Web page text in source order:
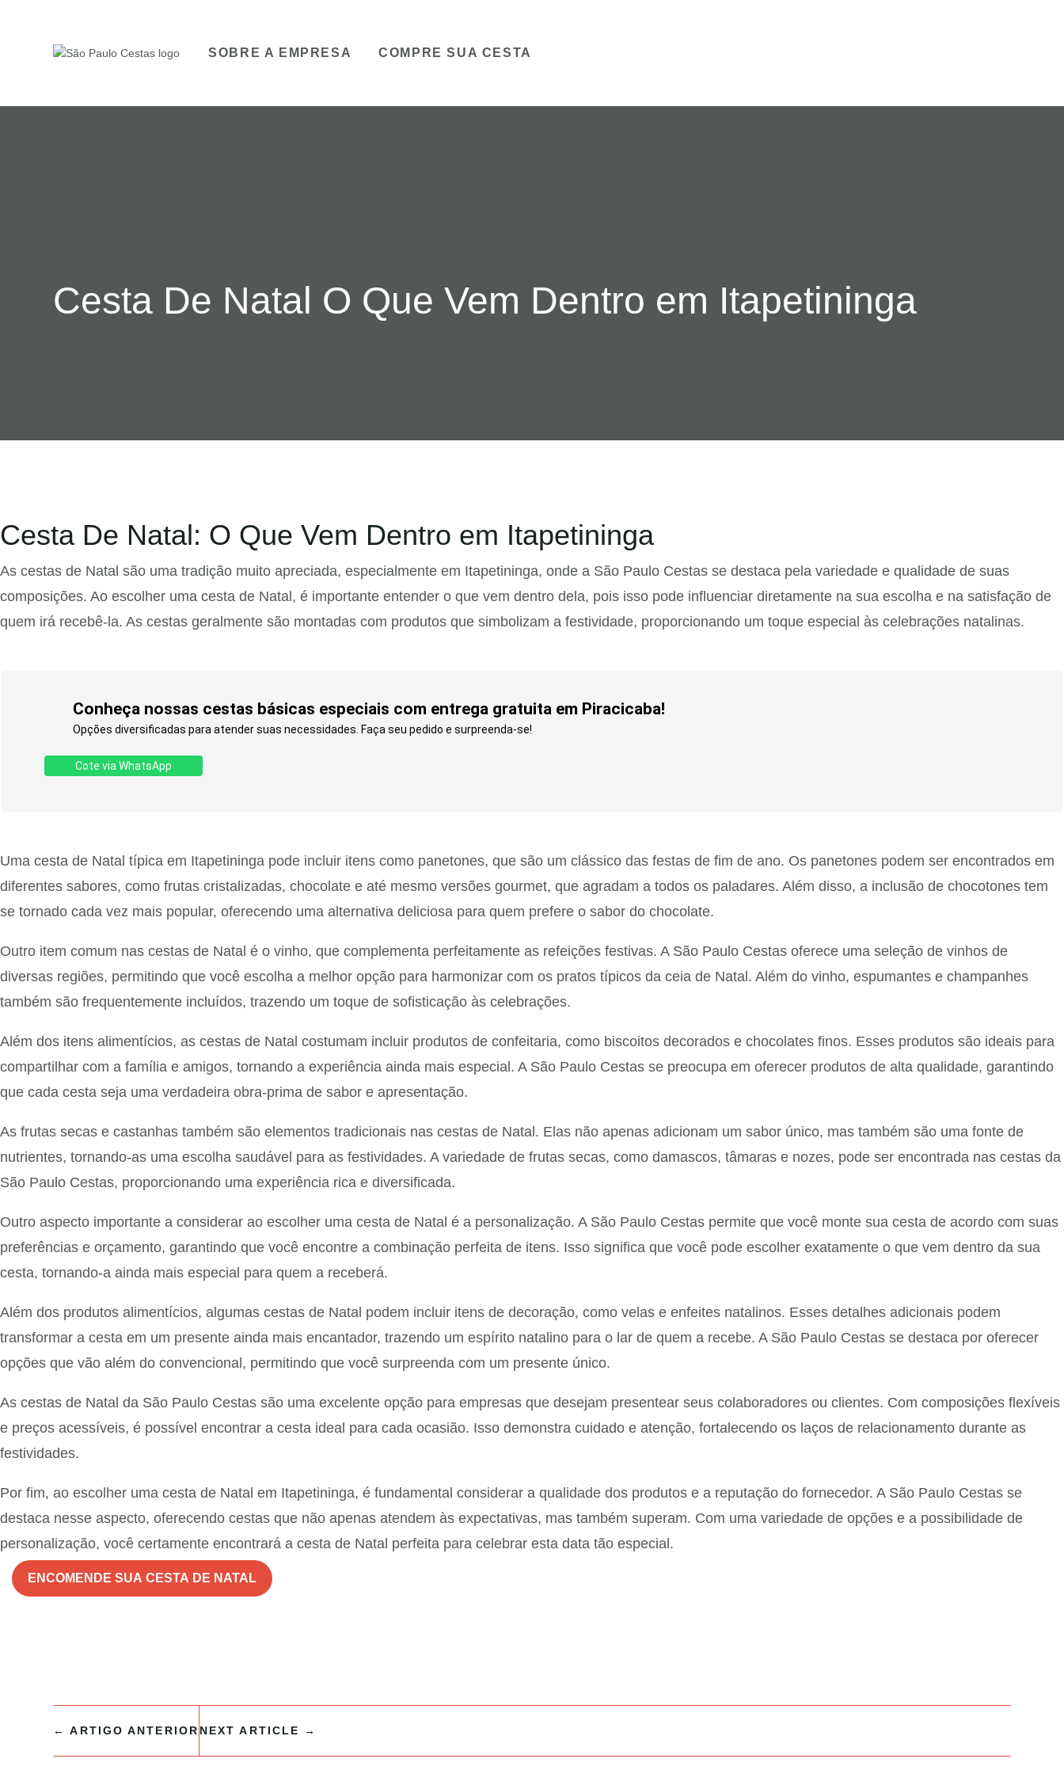
SOBRE A EMPRESA COMPRE SUA CESTA
Cesta De Natal O Que Vem Dentro em Itapetininga
Cesta De Natal: O Que Vem Dentro em Itapetininga
As cestas de Natal são uma tradição muito apreciada, especialmente em Itapetininga, onde a São Paulo Cestas se destaca pela variedade e qualidade de suas
composições. Ao escolher uma cesta de Natal, é importante entender o que vem dentro dela, pois isso pode influenciar diretamente na sua escolha e na satisfação de
quem irá recebê-la. As cestas geralmente são montadas com produtos que simbolizam a festividade, proporcionando um toque especial às celebrações natalinas.
Conheça nossas cestas básicas especiais com entrega gratuita em Piracicaba!
Opções diversificadas para atender suas necessidades. Faça seu pedido e surpreenda-se!
Cote via WhatsApp
Uma cesta de Natal típica em Itapetininga pode incluir itens como panetones, que são um clássico das festas de fim de ano. Os panetones podem ser encontrados em
diferentes sabores, como frutas cristalizadas, chocolate e até mesmo versões gourmet, que agradam a todos os paladares. Além disso, a inclusão de chocotones tem
se tornado cada vez mais popular, oferecendo uma alternativa deliciosa para quem prefere o sabor do chocolate.
Outro item comum nas cestas de Natal é o vinho, que complementa perfeitamente as refeições festivas. A São Paulo Cestas oferece uma seleção de vinhos de
diversas regiões, permitindo que você escolha a melhor opção para harmonizar com os pratos típicos da ceia de Natal. Além do vinho, espumantes e champanhes
também são frequentemente incluídos, trazendo um toque de sofisticação às celebrações.
Além dos itens alimentícios, as cestas de Natal costumam incluir produtos de confeitaria, como biscoitos decorados e chocolates finos. Esses produtos são ideais para
compartilhar com a família e amigos, tornando a experiência ainda mais especial. A São Paulo Cestas se preocupa em oferecer produtos de alta qualidade, garantindo
que cada cesta seja uma verdadeira obra-prima de sabor e apresentação.
As frutas secas e castanhas também são elementos tradicionais nas cestas de Natal. Elas não apenas adicionam um sabor único, mas também são uma fonte de
nutrientes, tornando-as uma escolha saudável para as festividades. A variedade de frutas secas, como damascos, tâmaras e nozes, pode ser encontrada nas cestas da
São Paulo Cestas, proporcionando uma experiência rica e diversificada.
Outro aspecto importante a considerar ao escolher uma cesta de Natal é a personalização. A São Paulo Cestas permite que você monte sua cesta de acordo com suas
preferências e orçamento, garantindo que você encontre a combinação perfeita de itens. Isso significa que você pode escolher exatamente o que vem dentro da sua
cesta, tornando-a ainda mais especial para quem a receberá.
Além dos produtos alimentícios, algumas cestas de Natal podem incluir itens de decoração, como velas e enfeites natalinos. Esses detalhes adicionais podem
transformar a cesta em um presente ainda mais encantador, trazendo um espírito natalino para o lar de quem a recebe. A São Paulo Cestas se destaca por oferecer
opções que vão além do convencional, permitindo que você surpreenda com um presente único.
As cestas de Natal da São Paulo Cestas são uma excelente opção para empresas que desejam presentear seus colaboradores ou clientes. Com composições flexíveis
e preços acessíveis, é possível encontrar a cesta ideal para cada ocasião. Isso demonstra cuidado e atenção, fortalecendo os laços de relacionamento durante as
festividades.
Por fim, ao escolher uma cesta de Natal em Itapetininga, é fundamental considerar a qualidade dos produtos e a reputação do fornecedor. A São Paulo Cestas se
destaca nesse aspecto, oferecendo cestas que não apenas atendem às expectativas, mas também superam. Com uma variedade de opções e a possibilidade de
personalização, você certamente encontrará a cesta de Natal perfeita para celebrar esta data tão especial.
ENCOMENDE SUA CESTA DE NATAL
←ARTIGO ANTERIOR NEXT ARTICLE →